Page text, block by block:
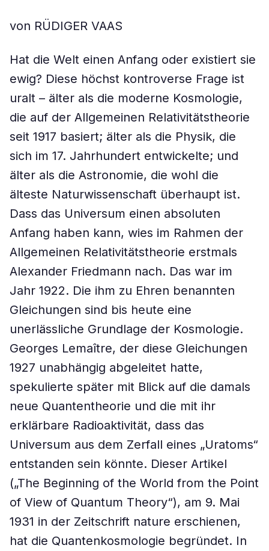
von RÜDIGER VAAS
Hat die Welt einen Anfang oder existiert sie
ewig? Diese höchst kontroverse Frage ist
uralt – älter als die moderne Kosmologie,
die auf der Allgemeinen Relativitätstheorie
seit 1917 basiert; älter als die Physik, die
sich im 17. Jahrhundert entwickelte; und
älter als die Astronomie, die wohl die
älteste Naturwissenschaft überhaupt ist.
Dass das Universum einen absoluten
Anfang haben kann, wies im Rahmen der
Allgemeinen Relativitätstheorie erstmals
Alexander Friedmann nach. Das war im
Jahr 1922. Die ihm zu Ehren benannten
Gleichungen sind bis heute eine
unerlässliche Grundlage der Kosmologie.
Georges Lemaître, der diese Gleichungen
1927 unabhängig abgeleitet hatte,
spekulierte später mit Blick auf die damals
neue Quantentheorie und die mit ihr
erklärbare Radioaktivität, dass das
Universum aus dem Zerfall eines „Uratoms“
entstanden sein könnte. Dieser Artikel
(„The Beginning of the World from the Point
of View of Quantum Theory“), am 9. Mai
1931 in der Zeitschrift nature erschienen,
hat die Quantenkosmologie begründet. In